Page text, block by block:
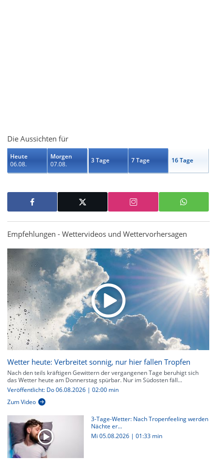
Die Aussichten für
Heute
06.08.
Morgen
07.08.
3 Tage 7 Tage 16 Tage
Empfehlungen - Wettervideos und Wettervorhersagen
Wetter heute: Verbreitet sonnig, nur hier fallen Tropfen
Nach den teils kräftigen Gewittern der vergangenen Tage beruhigt sich
das Wetter heute am Donnerstag spürbar. Nur im Südosten fäll...
Veröffentlicht: Do 06.08.2026 | 02:00 min
Zum Video
3-Tage-Wetter: Nach Tropenfeeling werden
Nächte er...
Mi 05.08.2026 | 01:33 min